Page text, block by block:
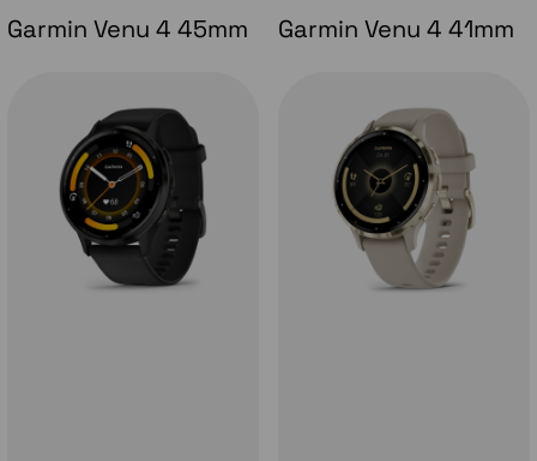
Garmin Venu 4 45mm Garmin Venu 4 41mm